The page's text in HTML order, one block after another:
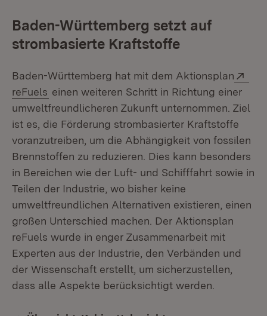
Baden-Württemberg setzt auf
strombasierte Kraftstoffe
Baden-Württemberg hat mit dem Aktionsplan
reFuels (Öffnet in neuem Fenster)
einen weiteren Schritt in Richtung einer
umweltfreundlicheren Zukunft unternommen. Ziel
ist es, die Förderung strombasierter Kraftstoffe
voranzutreiben, um die Abhängigkeit von fossilen
Brennstoffen zu reduzieren. Dies kann besonders
in Bereichen wie der Luft- und Schifffahrt sowie in
Teilen der Industrie, wo bisher keine
umweltfreundlichen Alternativen existieren, einen
großen Unterschied machen. Der Aktionsplan
reFuels wurde in enger Zusammenarbeit mit
Experten aus der Industrie, den Verbänden und
der Wissenschaft erstellt, um sicherzustellen,
dass alle Aspekte berücksichtigt werden.